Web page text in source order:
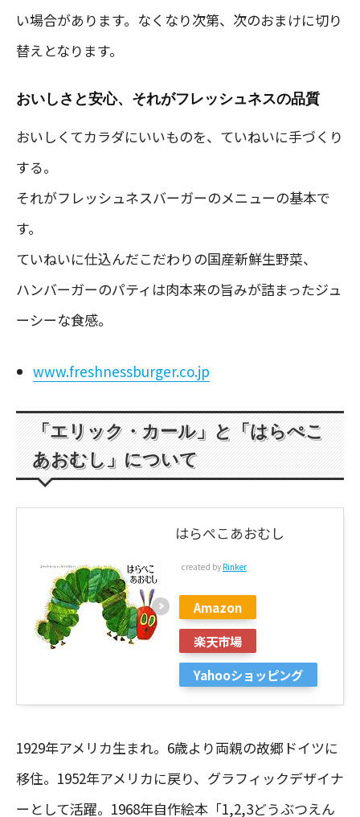
い場合があります。なくなり次第、次のおまけに切り
替えとなります。
おいしさと安心、それがフレッシュネスの品質
おいしくてカラダにいいものを、ていねいに手づくり
する。
それがフレッシュネスバーガーのメニューの基本で
す。
ていねいに仕込んだこだわりの国産新鮮生野菜、
ハンバーガーのパティは肉本来の旨みが詰まったジュ
ーシーな食感。
www.freshnessburger.co.jp
「エリック・カール」と「はらぺこ
あおむし」について
はらぺこあおむし
created by Rinker
Amazon
楽天市場
Yahooショッピング
1929年アメリカ生まれ。6歳より両親の故郷ドイツに
移住。1952年アメリカに戻り、グラフィックデザイナ
ーとして活躍。1968年自作絵本「1,2,3どうぶつえん